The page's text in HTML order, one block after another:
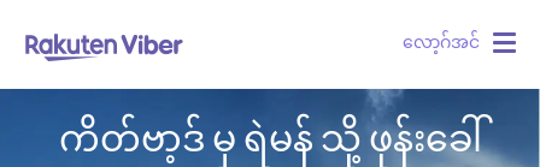
လော့ဂ်အင်
ကိတ်ဗာ့ဒ် မှ ရဲမန် သို့ ဖုန်းခေါ်